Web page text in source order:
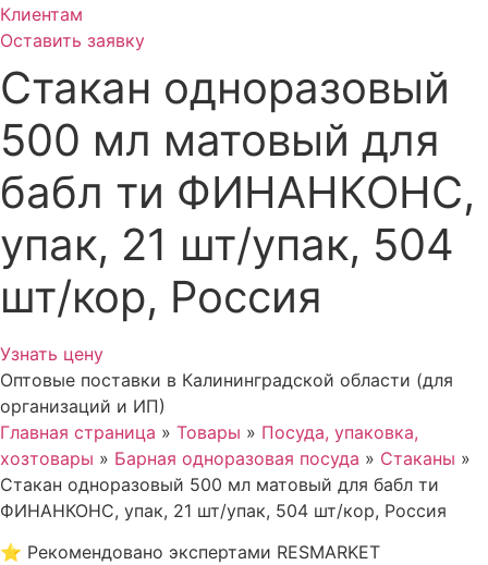
Клиентам
Оставить заявку
Стакан одноразовый
500 мл матовый для
бабл ти ФИНАНКОНС,
упак, 21 шт/упак, 504
шт/кор, Россия
Узнать цену
Оптовые поставки в Калининградской области (для
организаций и ИП)
Главная страница » Товары » Посуда, упаковка,
хозтовары » Барная одноразовая посуда » Стаканы »
Стакан одноразовый 500 мл матовый для бабл ти
ФИНАНКОНС, упак, 21 шт/упак, 504 шт/кор, Россия
⭐ Рекомендовано экспертами RESMARKET